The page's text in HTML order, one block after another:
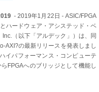
- 2019年1月22日 - ASIC/FPGA
ハードウェア・アシステッド・ベ
（以下「アルデック」）は、同
AXI?の最新リリースを発表しまし
イパフォーマンス・コンピューテ
FPGAへのブリッジとして機能し